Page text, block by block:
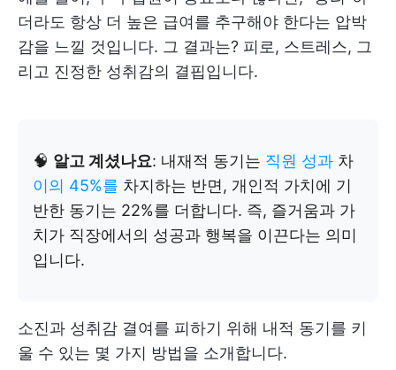
더라도 항상 더 높은 급여를 추구해야 한다는 압박
감을 느낄 것입니다. 그 결과는? 피로, 스트레스, 그
리고 진정한 성취감의 결핍입니다.
🧠 알고 계셨나요: 내재적 동기는 직원 성과 차
이의 45%를 차지하는 반면, 개인적 가치에 기
반한 동기는 22%를 더합니다. 즉, 즐거움과 가
치가 직장에서의 성공과 행복을 이끈다는 의미
입니다.
소진과 성취감 결여를 피하기 위해 내적 동기를 키
울 수 있는 몇 가지 방법을 소개합니다.